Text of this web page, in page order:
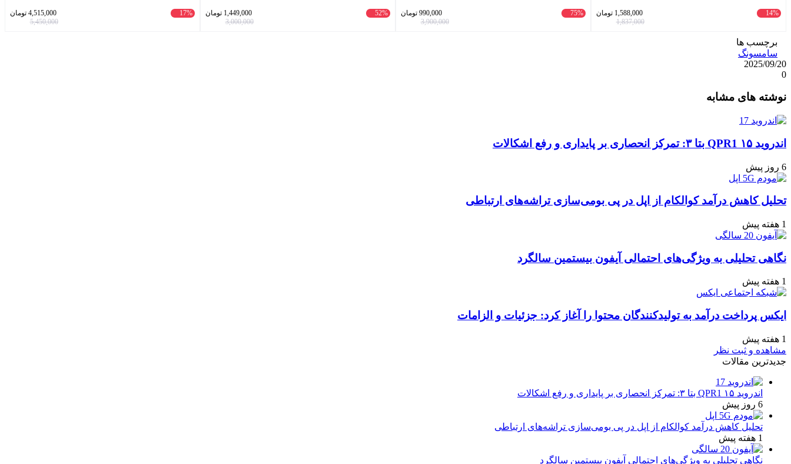
14%
1,588,000 تومان
1,837,000
75%
990,000 تومان
3,900,000
52%
1,449,000 تومان
3,000,000
17%
4,515,000 تومان
5,450,000
برچسب ها
سامسونگ
2025/09/20
0
آپ
گذاری
ایمیل
نوشته های مشابه
اندروید ۱۵ QPR1 بتا ۳: تمرکز انحصاری بر پایداری و رفع اشکالات
6 روز پیش
تحلیل کاهش درآمد کوالکام از اپل در پی بومی‌سازی تراشه‌های ارتباطی
1 هفته پیش
نگاهی تحلیلی به ویژگی‌های احتمالی آیفون بیستمین سالگرد
1 هفته پیش
ایکس پرداخت درآمد به تولیدکنندگان محتوا را آغاز کرد: جزئیات و الزامات
1 هفته پیش
مشاهده و ثبت نظر
جدیدترین مقالات
اندروید ۱۵ QPR1 بتا ۳: تمرکز انحصاری بر پایداری و رفع اشکالات
6 روز پیش
تحلیل کاهش درآمد کوالکام از اپل در پی بومی‌سازی تراشه‌های ارتباطی
1 هفته پیش
نگاهی تحلیلی به ویژگی‌های احتمالی آیفون بیستمین سالگرد